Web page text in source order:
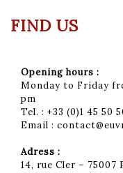
FIND US
Opening hours :
Monday to Friday
pm
Tel. : +33 (0)1 45 50
Email :
Adress :
14, rue Cler – 75007